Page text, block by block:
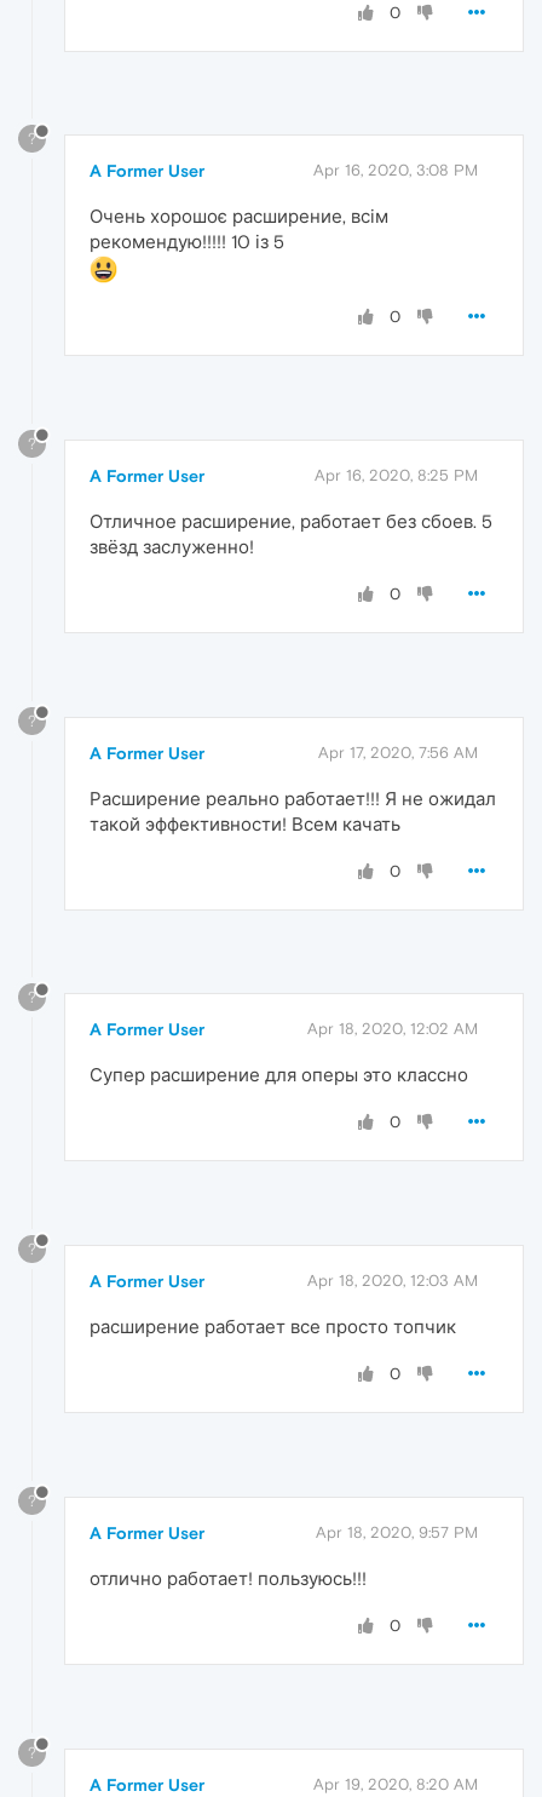
0
?
A Former User Apr 16, 2020, 3:08 PM
Очень хорошоє расширение, всім
рекомендую!!!!! 10 із 5
0
?
A Former User Apr 16, 2020, 8:25 PM
Отличное расширение, работает без сбоев. 5
звёзд заслуженно!
0
?
A Former User Apr 17, 2020, 7:56 AM
Расширение реально работает!!! Я не ожидал
такой эффективности! Всем качать
0
?
A Former User Apr 18, 2020, 12:02 AM
Супер расширение для оперы это классно
0
?
A Former User Apr 18, 2020, 12:03 AM
расширение работает все просто топчик
0
?
A Former User Apr 18, 2020, 9:57 PM
отлично работает! пользуюсь!!!
0
?
A Former User Apr 19, 2020, 8:20 AM